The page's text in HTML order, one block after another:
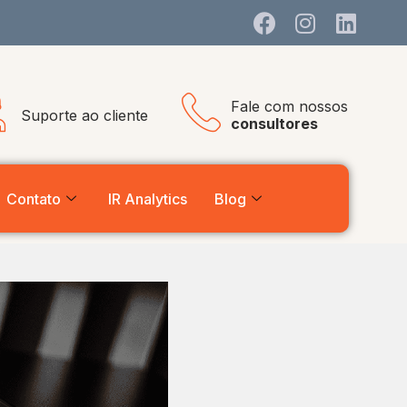
Suporte ao cliente
Fale com nossos
consultores
Contato IR Analytics Blog